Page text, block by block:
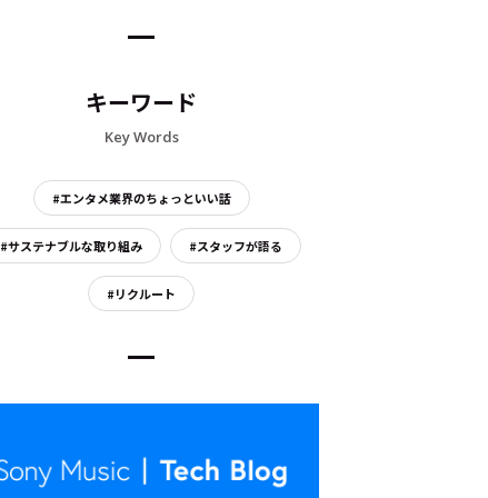
キーワード
Key Words
#エンタメ業界のちょっといい話
#サステナブルな取り組み #スタッフが語る
#リクルート